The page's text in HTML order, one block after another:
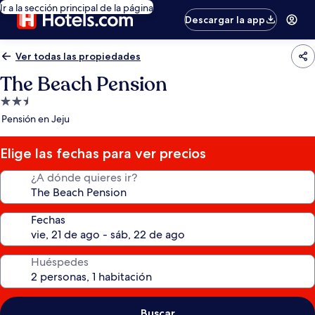
Ir a la sección principal de la página
Descargar la app
Ver todas las propiedades
The Beach Pension
Propiedad
de
estrellas
Pensión en Jeju
Elige las fechas para ver precios
¿A dónde quieres ir?
Fechas
Huéspedes